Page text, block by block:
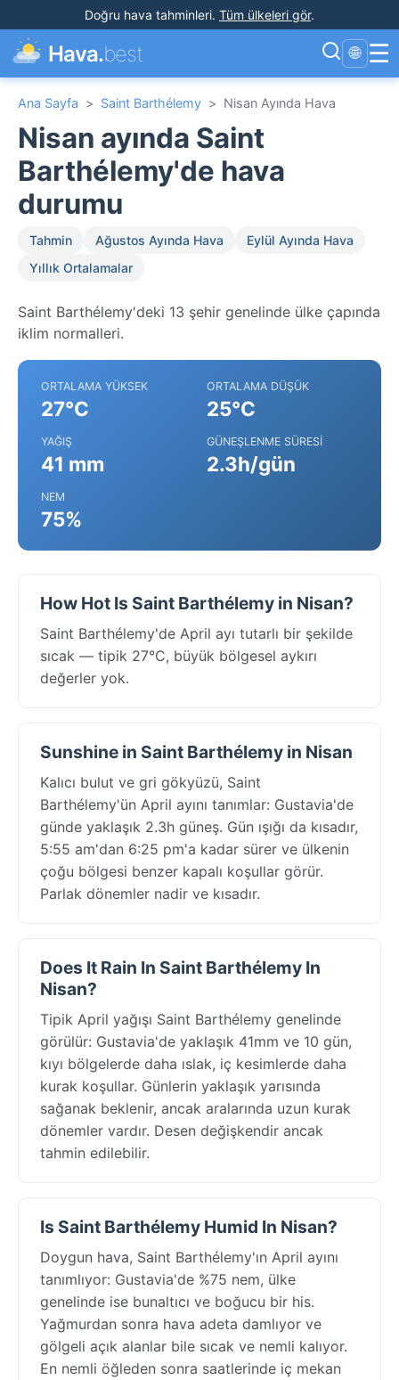
Doğru hava tahminleri. Tüm ülkeleri gör.
Hava.best 🌐 ☰
Ana Sayfa > Saint Barthélemy > Nisan Ayında Hava
Nisan ayında Saint
Barthélemy'de hava
durumu
Tahmin Ağustos Ayında Hava
Eylül Ayında Hava
Yıllık Ortalamalar
Saint Barthélemy'deki 13 şehir genelinde ülke çapında
iklim normalleri.
ORTALAMA YÜKSEK
27°C
ORTALAMA DÜŞÜK
25°C
YAĞIŞ
41 mm
GÜNEŞLENME SÜRESI
2.3h/gün
NEM
75%
How Hot Is Saint Barthélemy in Nisan?
Saint Barthélemy'de April ayı tutarlı bir şekilde
sıcak — tipik 27°C, büyük bölgesel aykırı
değerler yok.
Sunshine in Saint Barthélemy in Nisan
Kalıcı bulut ve gri gökyüzü, Saint
Barthélemy'ün April ayını tanımlar: Gustavia'de
günde yaklaşık 2.3h güneş. Gün ışığı da kısadır,
5:55 am'dan 6:25 pm'a kadar sürer ve ülkenin
çoğu bölgesi benzer kapalı koşullar görür.
Parlak dönemler nadir ve kısadır.
Does It Rain In Saint Barthélemy In
Nisan?
Tipik April yağışı Saint Barthélemy genelinde
görülür: Gustavia'de yaklaşık 41mm ve 10 gün,
kıyı bölgelerde daha ıslak, iç kesimlerde daha
kurak koşullar. Günlerin yaklaşık yarısında
sağanak beklenir, ancak aralarında uzun kurak
dönemler vardır. Desen değişkendir ancak
tahmin edilebilir.
Is Saint Barthélemy Humid In Nisan?
Doygun hava, Saint Barthélemy'ın April ayını
tanımlıyor: Gustavia'de %75 nem, ülke
genelinde ise bunaltıcı ve boğucu bir his.
Yağmurdan sonra hava adeta damlıyor ve
gölgeli açık alanlar bile sıcak ve nemli kalıyor.
En nemli öğleden sonra saatlerinde iç mekan